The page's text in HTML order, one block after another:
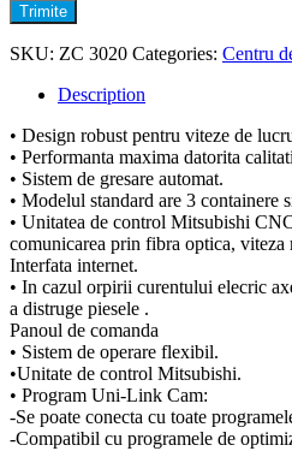
Trimite
SKU: ZC 3020 Categories: Centru
Description
• Design robust pentru viteze de
• Performanta maxima datorita
• Sistem de gresare automat.
• Modelul standard are 3 containere
• Unitatea de control Mitsubishi
comunicarea prin fibra optica, viteza
Interfata internet.
• In cazul orpirii curentului elecric
a distruge piesele .
Panoul de comanda
• Sistem de operare flexibil.
•Unitate de control Mitsubishi.
• Program Uni-Link Cam:
-Se poate conecta cu toate
-Compatibil cu programele de